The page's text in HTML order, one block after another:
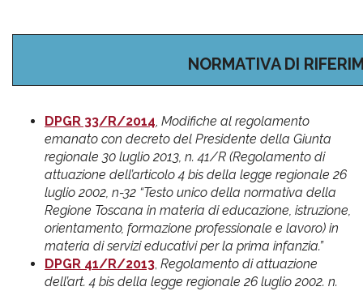
l'adolescenza
NORMATIVA DI
DPGR 33/R/2014, Modifiche al regolamento
emanato con decreto del Presidente della Giunta
regionale 30 luglio 2013, n. 41/R (Regolamento di
attuazione dell’articolo 4 bis della legge regionale 26
luglio 2002, n-32 “Testo unico della normativa della
Regione Toscana in materia di educazione, istruzione,
orientamento, formazione professionale e lavoro) in
materia di servizi educativi per la prima infanzia.”
DPGR 41/R/2013, Regolamento di attuazione
dell’art. 4 bis della legge regionale 26 luglio 2002. n.